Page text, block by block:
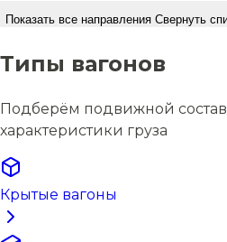
Показать все направления Свернуть
Типы вагонов
Подберём подвижной
характеристики груза
Крытые вагоны